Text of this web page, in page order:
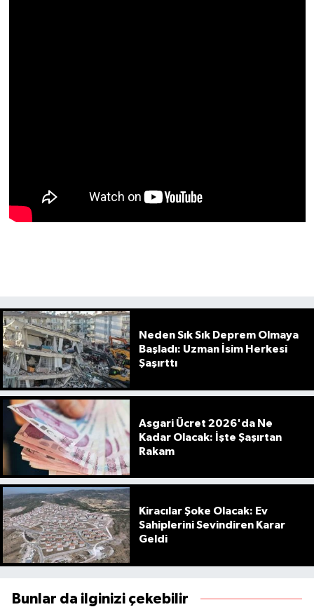
Neden Sık Sık Deprem Olmaya
Başladı: Uzman İsim Herkesi
Şaşırttı
Asgari Ücret 2026'da Ne
Kadar Olacak: İşte Şaşırtan
Rakam
Kiracılar Şoke Olacak: Ev
Sahiplerini Sevindiren Karar
Geldi
Bunlar da ilginizi çekebilir